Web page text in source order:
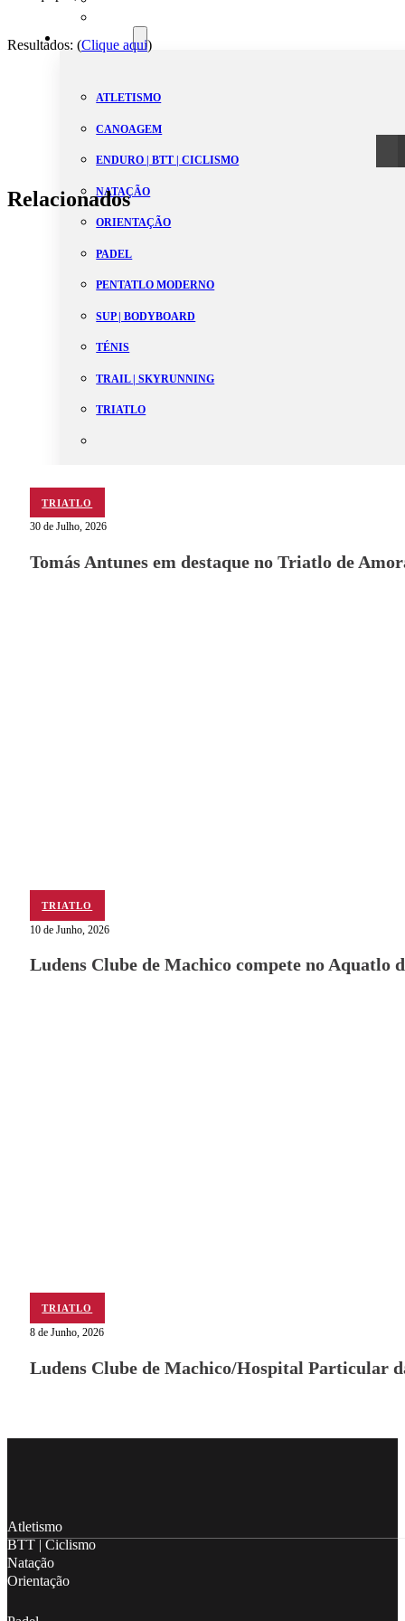
Modalidades
ATLETISMO
CANOAGEM
ENDURO | BTT | CICLISMO
NATAÇÃO
ORIENTAÇÃO
PADEL
PENTATLO MODERNO
SUP | BODYBOARD
TÉNIS
TRAIL | SKYRUNNING
TRIATLO
Aluguer
Campo de Padel
Contacta-nos
Resultados: (Clique aqui)
Relacionados
TRIATLO
30 de Julho, 2026
Tomás Antunes em destaque no Triatlo de
TRIATLO
10 de Junho, 2026
Ludens Clube de Machico compete no Aquatlo
TRIATLO
8 de Junho, 2026
Ludens Clube de Machico/Hospital Particular
Atletismo
BTT | Ciclismo
Natação
Orientação